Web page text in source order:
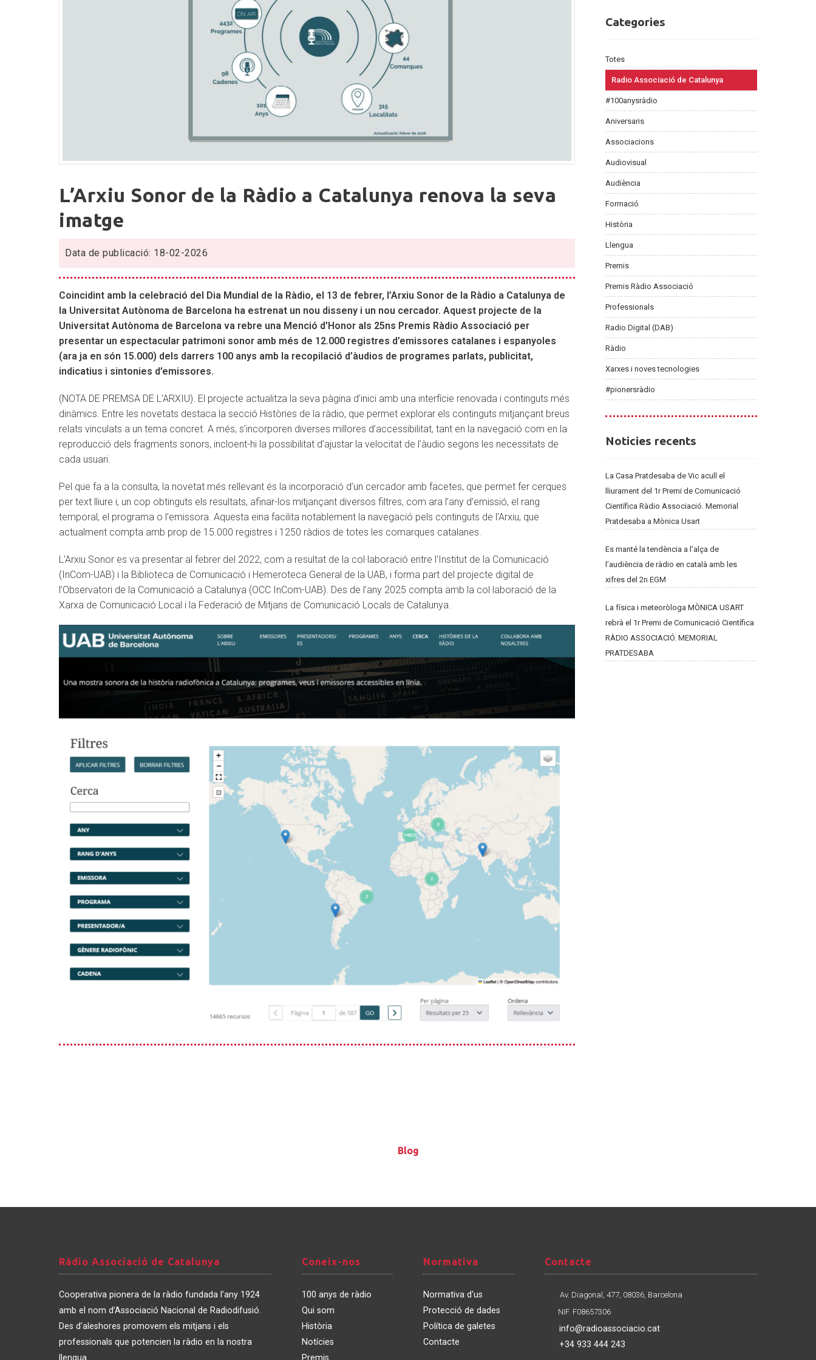
L’Arxiu
Sonor
de
la
Ràdio
a
Catalunya
renova
la
seva
imatge
L’Arxiu Sonor de la Ràdio a Catalunya renova la seva
imatge
Data de publicació: 18-02-2026
Coincidint amb la celebració del Dia Mundial de la Ràdio, el 13 de febrer, l’Arxiu Sonor de la Ràdio a Catalunya de
la Universitat Autònoma de Barcelona ha estrenat un nou disseny i un nou cercador. Aquest projecte de la
Universitat Autònoma de Barcelona va rebre una Menció d'Honor als 25ns Premis Ràdio Associació per
presentar un espectacular patrimoni sonor amb més de 12.000 registres d’emissores catalanes i espanyoles
(ara ja en són 15.000) dels darrers 100 anys amb la recopilació d’àudios de programes parlats, publicitat,
indicatius i sintonies d’emissores.
(NOTA DE PREMSA DE L'ARXIU). El projecte actualitza la seva pàgina d’inici amb una interfície renovada i continguts més
dinàmics. Entre les novetats destaca la secció Històries de la ràdio, que permet explorar els continguts mitjançant breus
relats vinculats a un tema concret. A més, s’incorporen diverses millores d’accessibilitat, tant en la navegació com en la
reproducció dels fragments sonors, incloent-hi la possibilitat d’ajustar la velocitat de l’àudio segons les necessitats de
cada usuari.
Pel que fa a la consulta, la novetat més rellevant és la incorporació d’un cercador amb facetes, que permet fer cerques
per text lliure i, un cop obtinguts els resultats, afinar-los mitjançant diversos filtres, com ara l’any d’emissió, el rang
temporal, el programa o l’emissora. Aquesta eina facilita notablement la navegació pels continguts de l’Arxiu, que
actualment compta amb prop de 15.000 registres i 1250 ràdios de totes les comarques catalanes.
L’Arxiu Sonor es va presentar al febrer del 2022, com a resultat de la col·laboració entre l'Institut de la Comunicació
(InCom-UAB) i la Biblioteca de Comunicació i Hemeroteca General de la UAB, i forma part del projecte digital de
l’Observatori de la Comunicació a Catalunya (OCC InCom-UAB). Des de l’any 2025 compta amb la col·laboració de la
Xarxa de Comunicació Local i la Federació de Mitjans de Comunicació Locals de Catalunya.
Categories
Categories
Totes
Radio Associació de Catalunya
#100anysràdio
Aniversaris
Associacions
Audiovisual
Audiència
Formació
Història
Llengua
Premis
Premis Ràdio Associació
Professionals
Radio Digital (DAB)
Ràdio
Xarxes i noves tecnologies
#pionersràdio
Noticies
Noticies recents
La Casa Pratdesaba de Vic acull el
lliurament del 1r Premi de Comunicació
Científica Ràdio Associació. Memorial
Pratdesaba a Mònica Usart
Es manté la tendència a l’alça de
l’audiència de ràdio en català amb les
xifres del 2n EGM
La física i meteoròloga MÒNICA USART
rebrà el 1r Premi de Comunicació Científica
RÀDIO ASSOCIACIÓ. MEMORIAL
PRATDESABA
Blog
Blog
Ràdio
Associació
de
Catalunya
Ràdio Associació de Catalunya
Cooperativa pionera de la ràdio fundada l’any 1924
amb el nom d’Associació Nacional de Radiodifusió.
Des d'aleshores promovem els mitjans i els
professionals que potencien la ràdio en la nostra
llengua.
Coneix-
nos
Coneix-nos
100 anys de ràdio
Qui som
Història
Notícies
Premis
Normativa
Normativa
Normativa d'us
Protecció de dades
Política de galetes
Contacte
Contacte
Contacte
Av. Diagonal, 477, 08036, Barcelona
NIF. F08657306
info@radioassociacio.cat
+34 933 444 243